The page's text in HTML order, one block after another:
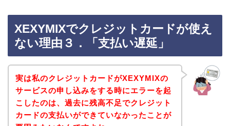
XEXYMIXでクレジットカードが使え
ない理由３．「支払い遅延」
実は私のクレジットカードがXEXYMIXの
サービスの申し込みをする時にエラーを起
こしたのは、過去に残高不足でクレジット
カードの支払いができていなかったことが